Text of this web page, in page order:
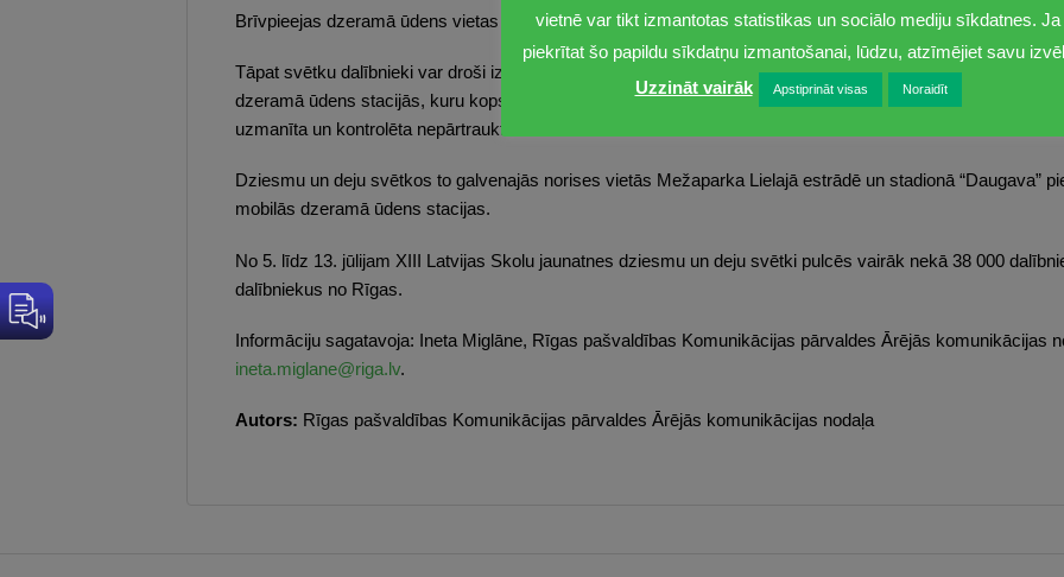
Brīvpieejas dzeramā ūdens vietas apkalpo SIA “Rīgas ūdens” un ar tām var iepazīties šeit:https://
Tāpat svētku dalībnieki var droši izmantot arī savās izmitināšanās vietās esošo krāna ūdeni – gan
dzeramā ūdens stacijās, kuru kopskaitā ir 19, gan arī citviet skolās no parastajiem dzeramā ūdens
uzmanīta un kontrolēta nepārtrauktā diennakts režīmā.
Dziesmu un deju svētkos to galvenajās norises vietās Mežaparka Lielajā estrādē un stadionā “Daugava”
mobilās dzeramā ūdens stacijas.
No 5. līdz 13. jūlijam XIII Latvijas Skolu jaunatnes dziesmu un deju svētki pulcēs vairāk nekā 38 000
dalībniekus no Rīgas.
Informāciju sagatavoja: Ineta Miglāne, Rīgas pašvaldības Komunikācijas pārvaldes Ārējās komunikācijas
ineta.miglane@riga.lv.
Autors: Rīgas pašvaldības Komunikācijas pārvaldes Ārējās komunikācijas nodaļa
vietnē var tikt izmantotas statistikas un sociālo mediju sīkdatnes. Ja
piekrītat šo papildu sīkdatņu izmantošanai, lūdzu, atzīmējiet savu
Uzzināt vairāk
Apstiprināt visas Noraidīt